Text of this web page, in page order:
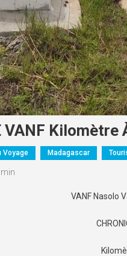
VANF Kilomètre
Voyage Madagascar
VANF Nasolo